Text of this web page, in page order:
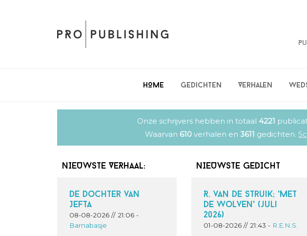
HOME Gedichten Verhalen
Onze schrijvers hebben in totaal 4221
Waarvan 610 verhalen en 3611 gedichten.
NIEUWSTE VERHAAL:
De dochter van
Jefta
08-08-2026 // 21:06 -
Barnabasje
NIEUWSTE GEDICHT
R. van de Struik; 'met
de wolven' (juli
2026)
01-08-2026 // 21:43 - R.E.N.S.